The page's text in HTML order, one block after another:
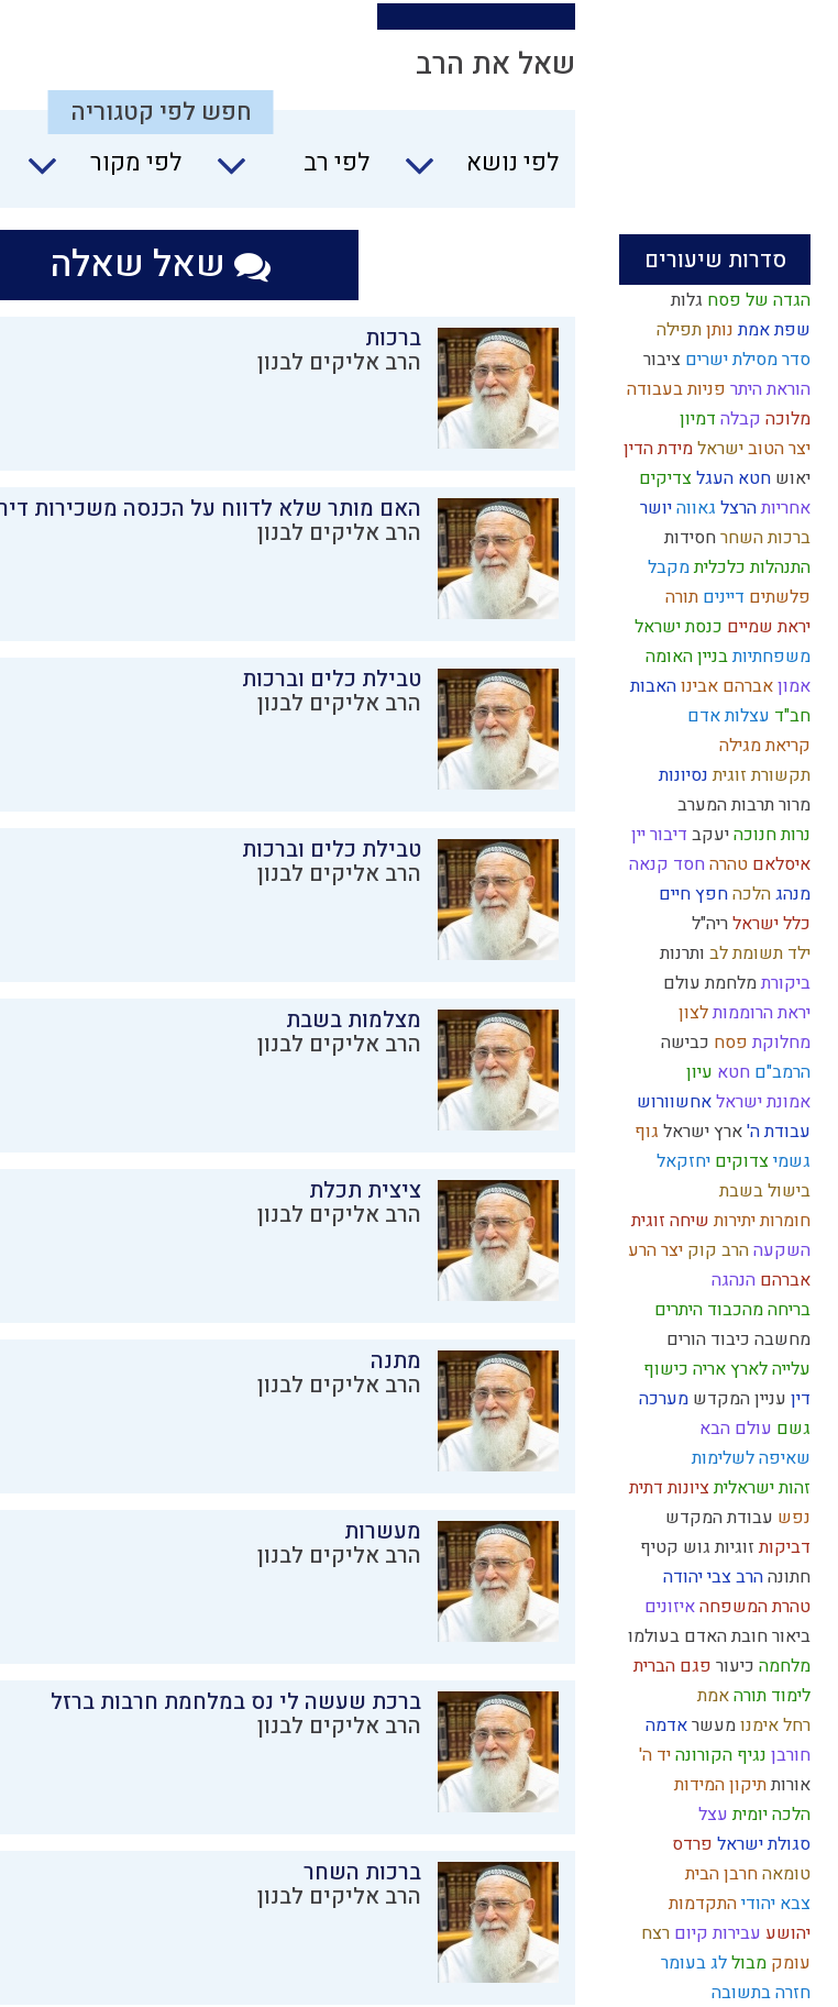
סדרות שיעורים
הגדה של פסח גלות
שפת אמתנותןתפילה
סדר מסילת ישרים ציבור
הוראת היתר פניות בעבודה
מלוכה קבלה דמיון
יצר הטובישראלמידת הדין
יאוש חטא העגלצדיקים
אחריותהרצל גאווהיושר
ברכות השחרחסידות
התנהלות כלכליתמקבל
פלשתים דיינים תורה
יראת שמיים כנסת ישראל
משפחתיותבניין האומה
אמוןאברהם אבינוהאבות
חב"ד עצלותאדם
קריאת מגילה
תקשורת זוגיתנסיונות
מרורתרבות המערב
נרות חנוכהיעקב דיבוריין
איסלאם טהרה חסד קנאה
מנהגהלכהחפץ חיים
כלל ישראלריה"ל
ילד תשומת לב ותרנות
ביקורתמלחמת עולם
יראת הרוממותלצון
מחלוקת פסח כבישה
הרמב"ם חטא עיון
אמונת ישראלאחשוורוש
עבודת ה'ארץ ישראל גוף
גשמיצדוקים יחזקאל
בישול בשבת
חומרות יתירותשיחה זוגית
השקעההרב קוק יצר הרע
אברהם הנהגה
בריחה מהכבוד היתרים
מחשבה כיבוד הורים
עלייה לארץאריה כישוף
דין עניין המקדש מערכה
גשם עולם הבא
שאיפה לשלימות
זהות ישראליתציונות דתית
נפש עבודת המקדש
דביקותזוגיותגוש קטיף
חתונההרב צבי יהודה
טהרת המשפחהאיזונים
ביאור חובת האדם בעולמו
מלחמה כיעור פגם הברית
לימוד תורהאמת
רחל אימנומעשראדמה
חורבן נגיף הקורונהיד ה'
אורותתיקון המידות
הלכה יומיתעצל
סגולת ישראל פרדס
טומאהחרבן הבית
צבא יהודיהתקדמות
יהושע עבירות קיום רצח
עומק מבוללג בעומר
חזרה בתשובה
שאל את הרב
חפש לפי קטגוריה
לפי נושא
לפי רב לפי מקור
שאל שאלה
ברכות
הרב אליקים לבנון
האם מותר שלא לדווח על הכנסה משכירות
הרב אליקים לבנון
טבילת כלים וברכות
הרב אליקים לבנון
טבילת כלים וברכות
הרב אליקים לבנון
מצלמות בשבת
הרב אליקים לבנון
ציצית תכלת
הרב אליקים לבנון
מתנה
הרב אליקים לבנון
מעשרות
הרב אליקים לבנון
ברכת שעשה לי נס במלחמת חרבות ברזל
הרב אליקים לבנון
ברכות השחר
הרב אליקים לבנון